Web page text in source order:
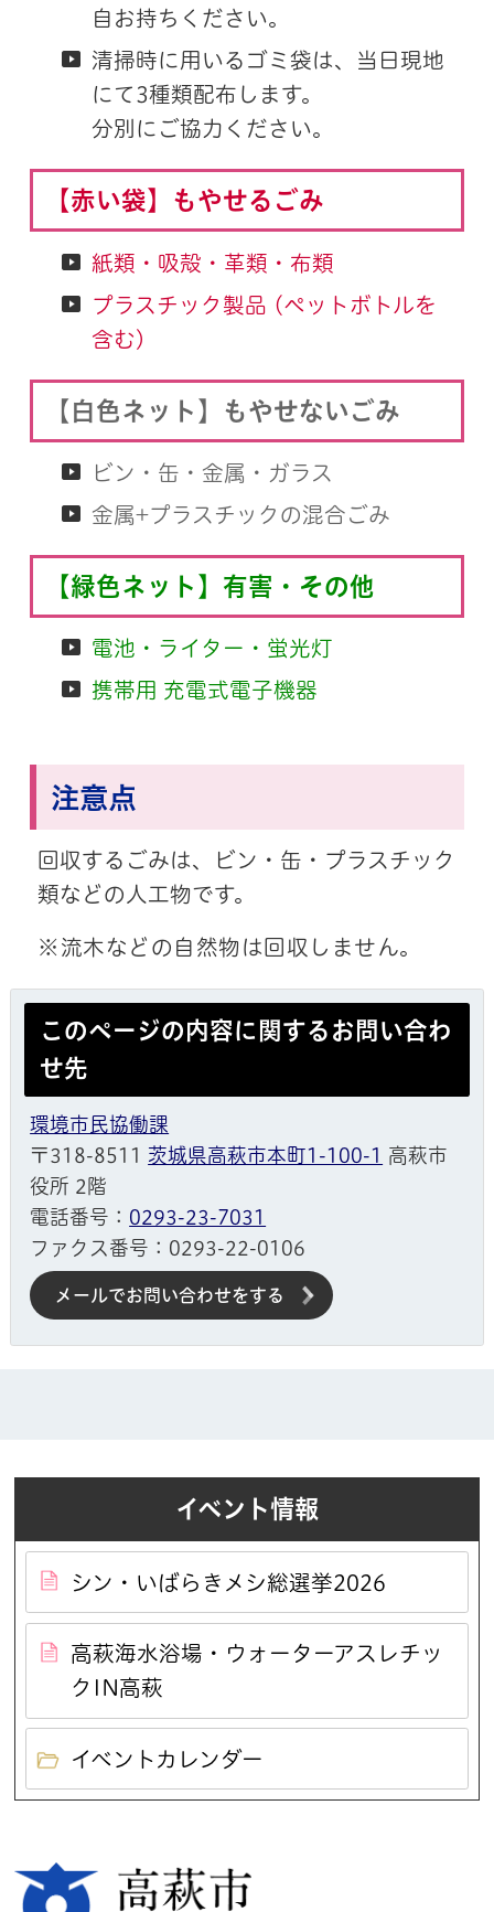
自お持ちください。
清掃時に用いるゴミ袋は、当日現地
にて3種類配布します。
分別にご協力ください。
【赤い袋】もやせるごみ
紙類・吸殻・革類・布類
プラスチック製品 (ペットボトルを
含む)
【白色ネット】もやせないごみ
ビン・缶・金属・ガラス
金属+プラスチックの混合ごみ
【緑色ネット】有害・その他
電池・ライター・蛍光灯
携帯用 充電式電子機器
注意点
回収するごみは、ビン・缶・プラスチック
類などの人工物です。
※流木などの自然物は回収しません。
このページの内容に関するお問い合わ
せ先
環境市民協働課
〒318-8511 茨城県高萩市本町1-100-1 高萩市
役所 2階
電話番号： 0293-23-7031
ファクス番号：0293-22-0106
メールでお問い合わせをする
イベント情報
シン・いばらきメシ総選挙2026
高萩海水浴場・ウォーターアスレチッ
クIN高萩
イベントカレンダー